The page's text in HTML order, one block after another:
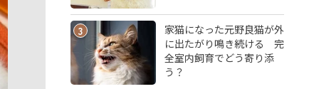
3
家猫になった元野良猫が外
に出たがり鳴き続ける 完
全室内飼育でどう寄り添
う？